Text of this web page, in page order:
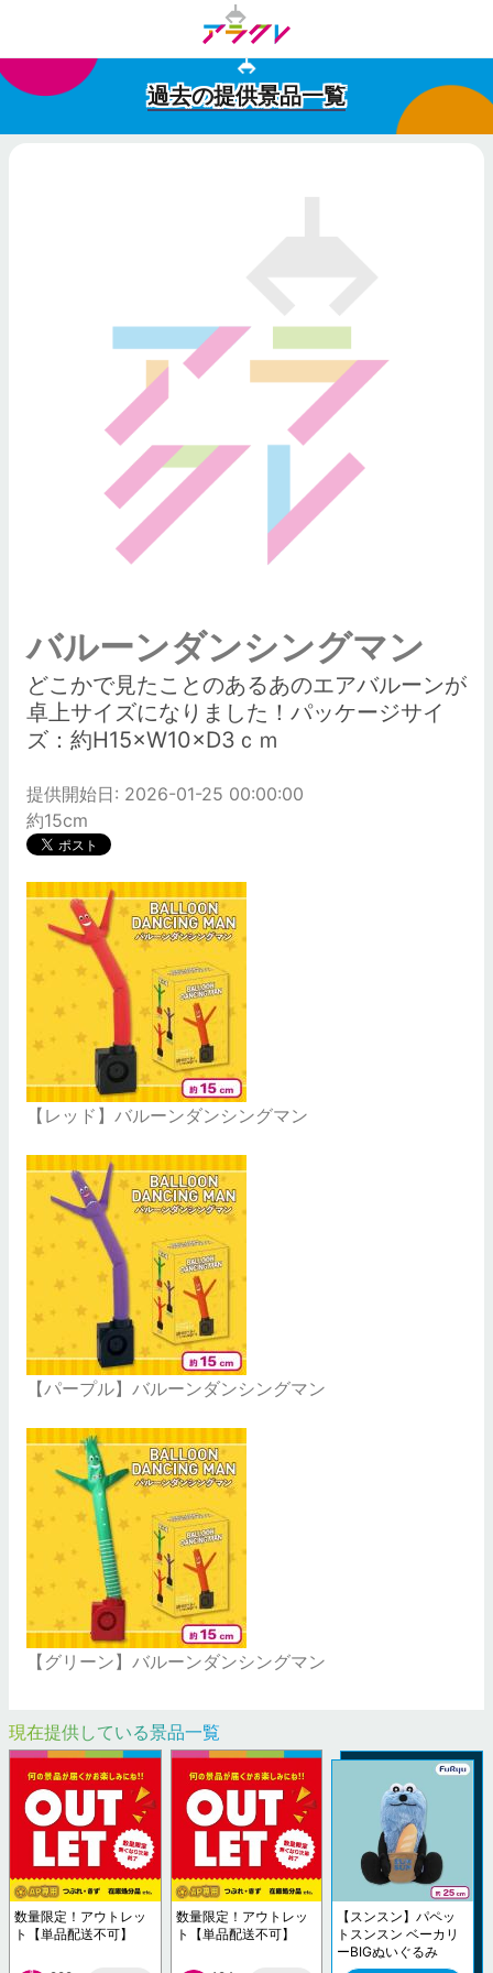
過去の提供景品一覧
バルーンダンシングマン
どこかで見たことのあるあのエアバルーンが
卓上サイズになりました！パッケージサイ
ズ：約H15×W10×D3ｃｍ
提供開始日: 2026-01-25 00:00:00
約15cm
【レッド】バルーンダンシングマン
【パープル】バルーンダンシングマン
【グリーン】バルーンダンシングマン
現在提供している景品一覧
数量限定！アウトレッ
ト【単品配送不可】
数量限定！アウトレッ
ト【単品配送不可】
【スンスン】パペッ
トスンスン ベーカリ
ーBIGぬいぐるみ